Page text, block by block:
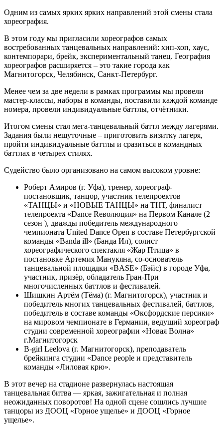
Одним из самых ярких ярких направлений этой смены стала
хореография.
В этом году мы пригласили хореографов самых
востребованных танцевальных направлений: хип-хоп, хаус,
контемпорари, брейк, экспериментальный танец. География
хореографов расширяется – это такие города как
Магнитогорск, Челябинск, Санкт-Петербург.
Менее чем за две недели в рамках программы мы провели
мастер-классы, наборы в команды, поставили каждой команде
номера, провели индивидуальные баттлы, отчётники.
Итогом смены стал мега-танцевальный баттл между лагерями.
Задания были нешуточные – приготовить визитку лагеря,
пройти индивидуальные баттлы и сразиться в командных
баттлах в четырех стилях.
Судейство было организовано на самом высоком уровне:
Роберт Амиров (г. Уфа), тренер, хореограф-
постановщик, танцор, участник телепроектов
«ТАНЦЫ» и «НОВЫЕ ТАНЦЫ» на ТНТ, финалист
телепроекта «Dance Rеволюция» на Первом Канале (2
сезон ), дважды победитель международного
чемпионата United Dance Open в составе Петербургской
команды «Banda ill» (Банда Ил), солист
хореографического спектакля «Жар Птица» в
постановке Артемия Манукяна, со-основатель
танцевальной площадки «BASE» (Бэйс) в городе Уфа,
участник, призёр, обладатель Гран-При
многочисленных баттлов и фестивалей.
Шишкин Артём (Тёма) (г. Магнитогорск), участник и
победитель многих танцевальных фестивалей, баттлов,
победитель в составе команды «Оксфордские персики»
на мировом чемпионате в Германии, ведущий хореограф
студии современной хореографии «Новая Волна»
г.Магнитогорск
B-girl Leelova (г. Магнитогорск), преподаватель
брейкинга студии «Dance people и представитель
команды «Лиловая крю».
В этот вечер на стадионе развернулась настоящая
танцевальная битва — яркая, зажигательная и полная
неожиданных поворотов! На одной сцене сошлись лучшие
танцоры из ДООЦ «Горное ущелье» и ДООЦ «Горное
ущелье».